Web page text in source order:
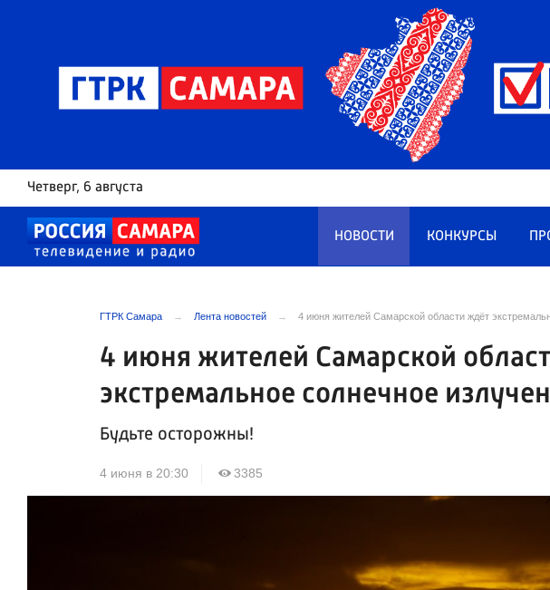
Четверг, 6 августа
НОВОСТИ КОНКУРСЫ
ГТРК Самара Лента новостей 4 июня жителей Самарской области ждёт
4 июня жителей Самарской
экстремальное солнечное
Будьте осторожны!
4 июня в 20:30 3385